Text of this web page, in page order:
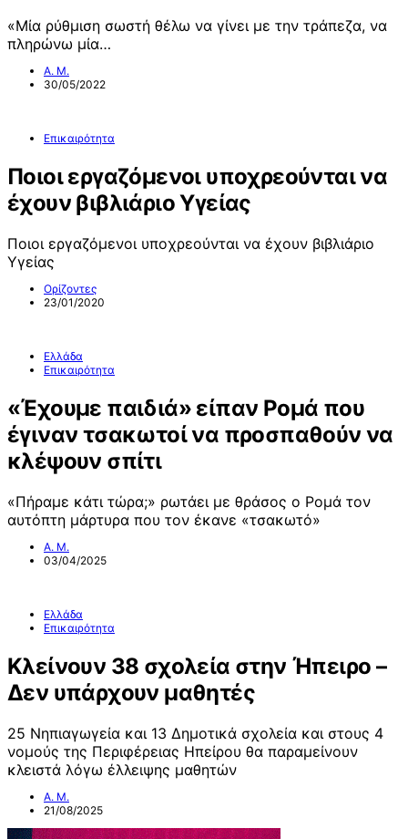
«Μία ρύθμιση σωστή θέλω να γίνει με την τράπεζα, να
πληρώνω μία…
Α. Μ.
30/05/2022
Επικαιρότητα
Ποιοι εργαζόμενοι υποχρεούνται να
έχουν βιβλιάριο Υγείας
Ποιοι εργαζόμενοι υποχρεούνται να έχουν βιβλιάριο
Υγείας
Ορίζοντες
23/01/2020
Ελλάδα
Επικαιρότητα
«Έχουμε παιδιά» είπαν Ρομά που
έγιναν τσακωτοί να προσπαθούν να
κλέψουν σπίτι
«Πήραμε κάτι τώρα;» ρωτάει με θράσος ο Ρομά τον
αυτόπτη μάρτυρα που τον έκανε «τσακωτό»
Α. Μ.
03/04/2025
Ελλάδα
Επικαιρότητα
Κλείνουν 38 σχολεία στην Ήπειρο –
Δεν υπάρχουν μαθητές
25 Νηπιαγωγεία και 13 Δημοτικά σχολεία και στους 4
νομούς της Περιφέρειας Ηπείρου θα παραμείνουν
κλειστά λόγω έλλειψης μαθητών
Α. Μ.
21/08/2025